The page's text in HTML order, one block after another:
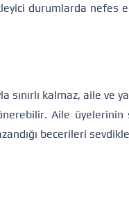
durumlarda nefes
sınırlı kalmaz, aile ve
Aile üyelerinin
becerileri